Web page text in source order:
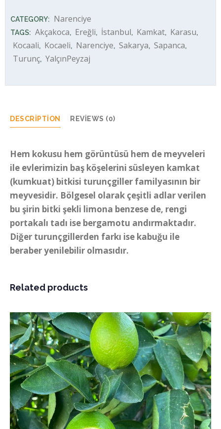
CATEGORY: Narenciye
TAGS: Akçakoca, Ereğli, İstanbul, Kamkat, Karasu,
Kocaali, Kocaeli, Narenciye, Sakarya, Sapanca,
Turunç, YalçınPeyzaj
DESCRIPTION REVIEWS (0)
Hem kokusu hem görüntüsü hem de meyveleri
ile evlerimizin baş köşelerini süsleyen kamkat
(kumkuat) bitkisi turunçgiller familyasının bir
meyvesidir. Bölgesel olarak çeşitli adlar verilen
bu şirin bitki şekli limona benzese de, rengi
portakalı tadı ise bergamotu andırmaktadır.
Diğer turunçgillerden farkı ise kabuğu ile
beraber yenilebilir olmasıdır.
Related products